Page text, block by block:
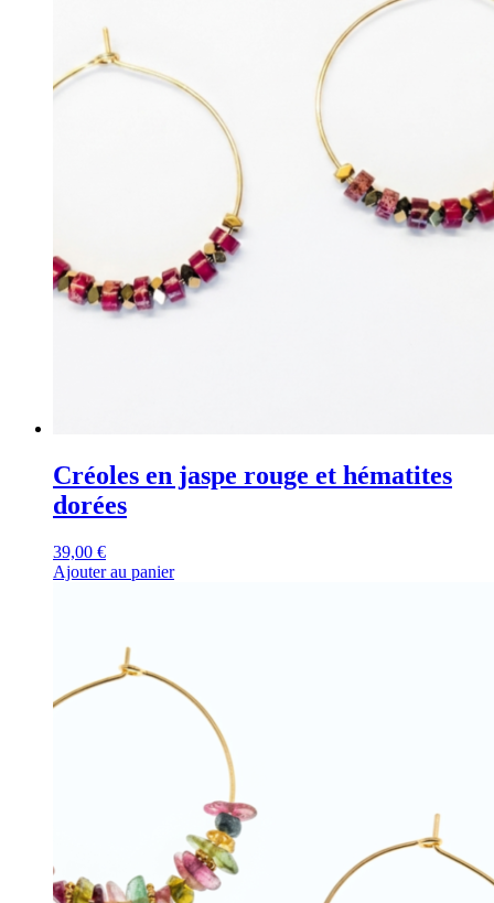
Créoles en jaspe rouge et hématites
dorées
39,00 €
Ajouter au panier